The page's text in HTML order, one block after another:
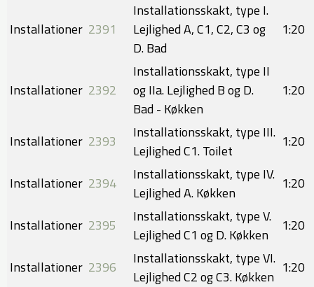
Installationer 2391
Installationsskakt, type I.
Lejlighed A, C1, C2, C3 og
D. Bad
1:20
Installationer 2392
Installationsskakt, type II
og IIa. Lejlighed B og D.
Bad - Køkken
1:20
Installationer 2393
Installationsskakt, type III.
Lejlighed C1. Toilet
1:20
Installationer 2394
Installationsskakt, type IV.
Lejlighed A. Køkken
1:20
Installationer 2395
Installationsskakt, type V.
Lejlighed C1 og D. Køkken
1:20
Installationer 2396
Installationsskakt, type VI.
Lejlighed C2 og C3. Køkken
1:20